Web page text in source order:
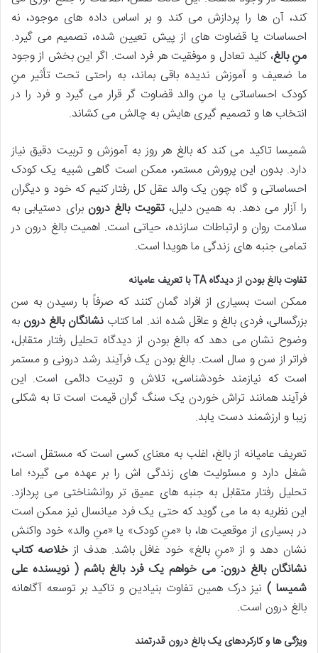
کند، آن ها را پردازش می کند و بر اساس داده های موجود، نه
احساسات یا قضاوت های از پیش تعیین شده، تصمیم می گیرد.
منِ بالغ، کلید تعادل و موفقیت هر فرد است. اگر این بخش از وجود
ما ضعیف و آموزش ندیده باقی بماند، به راحتی تحت تأثیر منِ
کودک احساساتی یا منِ والد قضاوت گر قرار می گیرد و فرد را در
انتخاب ها و تصمیم گیری هایش به چالش می کشاند.
شمیسا تاکید می کند که بالغ هر روز به آموزش و تربیت دقیق نیاز
دارد. بدون این پرورش مستمر، ممکن است گاهی شبیه یک کودک
احساساتی و گاه چون یک والد عقل کل رفتار کنیم که خود و دیگران
را آزار می دهد. به همین دلیل،تقویت بالغ درون برای دستیابی به
سلامت روان و ارتباطات سازنده، حیاتی است. اهمیت بالغ درون در
تمامی جنبه های زندگی ما هویدا است.
تفاوت بالغ بودن از دیدگاه TA با تعریف عامیانه
ممکن است بسیاری از افراد گمان کنند که صرفاً با رسیدن به سن
بزرگسالی، فردی بالغ و عاقل شده اند. اما کتاب نشانگان بالغ درون به
وضوح نشان می دهد که بالغ بودن از دیدگاه تحلیل رفتار متقابل،
فراتر از سن و سال است. بالغ بودن یک فرآیند رشد درونی و مستمر
است که نیازمند خودشناسی، تلاش و تربیت دائمی است. این
فرآیند همانند تراش خوردن یک سنگ گران قیمت است تا به شکلی
زیبا و ارزشمند دست یابد.
تعریف عامیانه از بالغ، اغلب به معنای کسی است که مستقل است،
شغل دارد و مسئولیت های زندگی اش را بر عهده می گیرد؛ اما
تحلیل رفتار متقابل به جنبه های عمیق تر روانشناختی می پردازد.
این نظریه به ما می گوید که حتی یک فرد میانسال نیز ممکن است
در بسیاری از موقعیت ها، با «منِ کودک» یا «منِ والد» خود واکنش
نشان دهد و از «منِ بالغ» خود غافل باشد. هدف از خلاصه کتاب
نشانگان بالغ درون: می خواهم یک فرد بالغ باشم ( نویسنده علی
شمیسا )نیز درک همین تفاوت بنیادین و تاکید بر توسعه آگاهانه
بالغ درون است.
ویژگی ها و کارکردهای یک بالغ درون قدرتمند